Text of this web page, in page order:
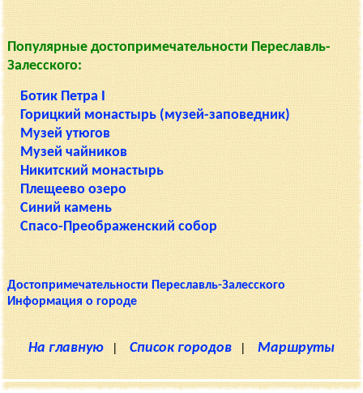
Популярные достопримечательности Переславль-
Залесского:
Ботик Петра I
Горицкий монастырь (музей-заповедник)
Музей утюгов
Музей чайников
Никитский монастырь
Плещеево озеро
Синий камень
Спасо-Преображенский собор
Достопримечательности Переславль-Залесского
Информация о городе
На главную | Список городов |Маршруты